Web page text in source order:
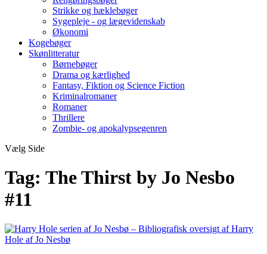
Strikke og hæklebøger
Sygepleje - og lægevidenskab
Økonomi
Kogebøger
Skønlitteratur
Børnebøger
Drama og kærlighed
Fantasy, Fiktion og Science Fiction
Kriminalromaner
Romaner
Thrillere
Zombie- og apokalypsegenren
Vælg Side
Tag: The Thirst by Jo Nesbo
#11